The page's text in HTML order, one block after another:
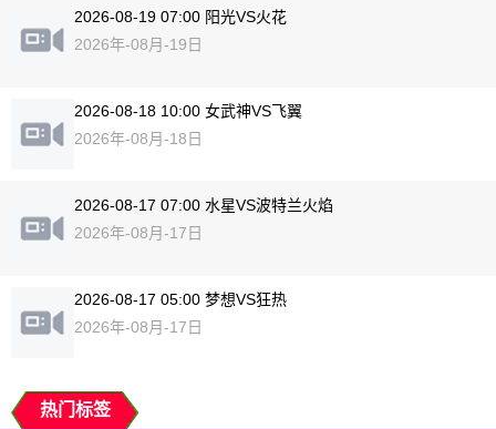
2026-08-19 07:00 阳光VS火花
2026年-08月-19日
2026-08-18 10:00 女武神VS飞翼
2026年-08月-18日
2026-08-17 07:00 水星VS波特兰火焰
2026年-08月-17日
2026-08-17 05:00 梦想VS狂热
2026年-08月-17日
热门标签